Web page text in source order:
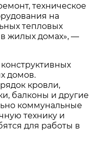
техническое
на
тепловых
жилых домах», —
домов.
кровли,
балконы и другие
коммунальные
технику и
для работы в